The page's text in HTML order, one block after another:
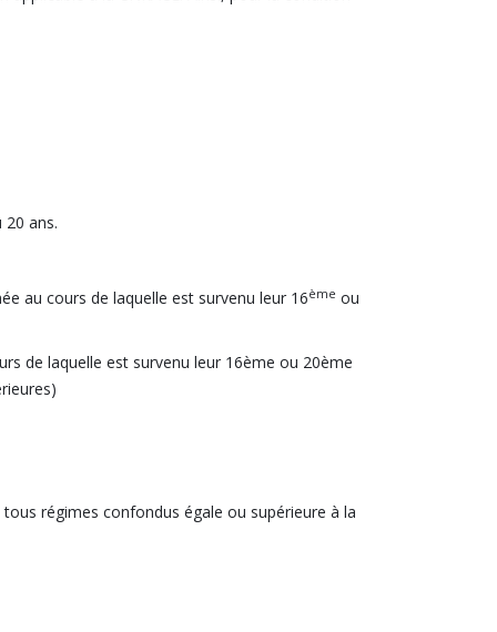
ans.
au cours de laquelle est survenu leur 16ème ou
de laquelle est survenu leur 16ème ou 20ème
régimes confondus égale ou supérieure à la